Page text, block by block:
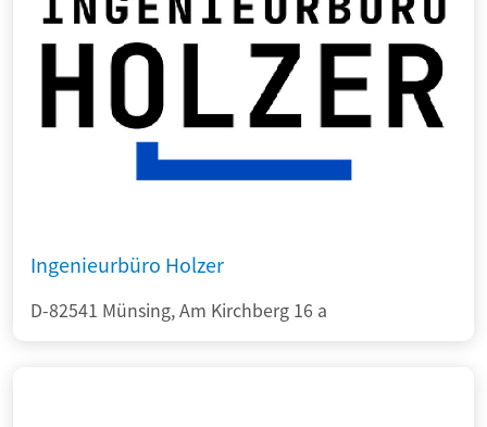
Ingenieurbüro Holzer
D-82541 Münsing, Am Kirchberg 16 a